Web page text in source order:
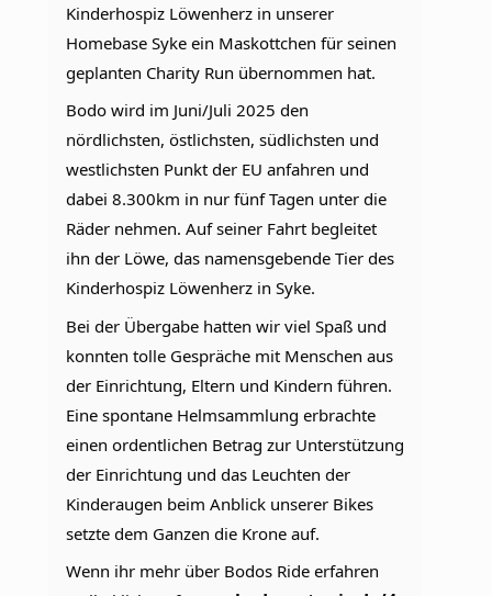
Kinderhospiz Löwenherz in unserer
Homebase Syke ein Maskottchen für seinen
geplanten Charity Run übernommen hat.
Bodo wird im Juni/Juli 2025 den
nördlichsten, östlichsten, südlichsten und
westlichsten Punkt der EU anfahren und
dabei 8.300km in nur fünf Tagen unter die
Räder nehmen. Auf seiner Fahrt begleitet
ihn der Löwe, das namensgebende Tier des
Kinderhospiz Löwenherz in Syke.
Bei der Übergabe hatten wir viel Spaß und
konnten tolle Gespräche mit Menschen aus
der Einrichtung, Eltern und Kindern führen.
Eine spontane Helmsammlung erbrachte
einen ordentlichen Betrag zur Unterstützung
der Einrichtung und das Leuchten der
Kinderaugen beim Anblick unserer Bikes
setzte dem Ganzen die Krone auf.
Wenn ihr mehr über Bodos Ride erfahren